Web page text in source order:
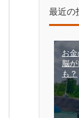
最近の
お金
脳
も？